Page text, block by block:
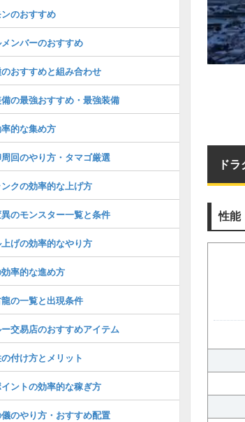
ド
性能
のおすすめ
ンバーのおすすめ
おすすめと組み合わせ
の最強おすすめ・最強装備
的な集め方
回のやり方・タマゴ厳選
クの効率的な上げ方
のモンスター一覧と条件
げの効率的なやり方
率的な進め方
の一覧と出現条件
交易店のおすすめアイテム
付け方とメリット
ントの効率的な稼ぎ方
のやり方・おすすめ配置